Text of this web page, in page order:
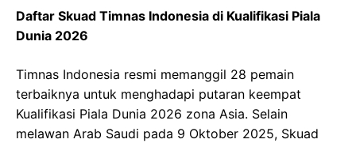
Daftar Skuad Timnas Indonesia di Kualifikasi Piala
Dunia 2026
Timnas Indonesia resmi memanggil 28 pemain
terbaiknya untuk menghadapi putaran keempat
Kualifikasi Piala Dunia 2026 zona Asia. Selain
melawan Arab Saudi pada 9 Oktober 2025, Skuad